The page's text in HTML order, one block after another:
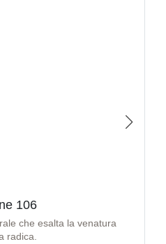
106
che esalta la venatura
radica.